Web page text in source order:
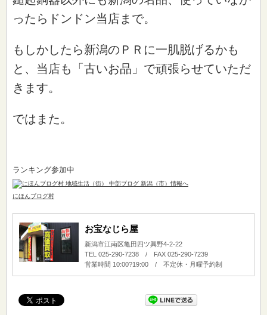
ったらドンドン当店まで。
もしかしたら新潟のＰＲに一肌脱げるかも
と、当店も「古いお品」で頑張らせていただ
きます。
ではまた。
ランキング参加中
にほんブログ村
お宝なじら屋
新潟市江南区亀田四ツ興野4-2-22
TEL 025-290-7238 / FAX 025-290-7239
営業時間 10:00?19:00 / 不定休・月曜予約制